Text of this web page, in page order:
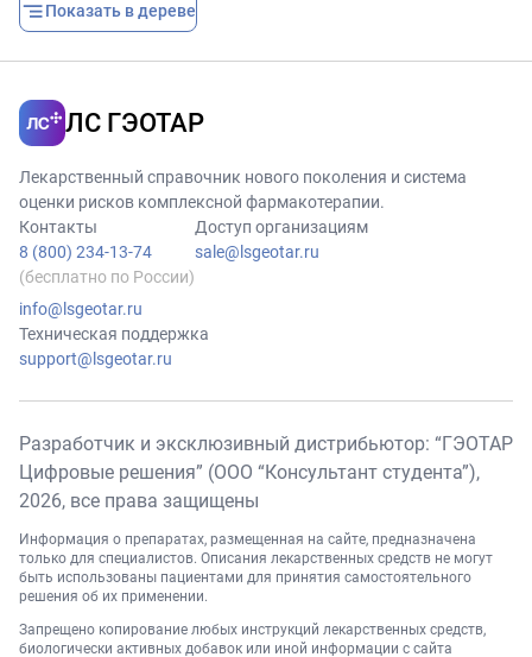
Показать в дереве
ЛС ГЭОТАР
Лекарственный справочник нового поколения и система
оценки рисков комплексной фармакотерапии.
Контакты
8 (800) 234-13-74
(бесплатно по России)
info@lsgeotar.ru
Доступ организациям
sale@lsgeotar.ru
Техническая поддержка
support@lsgeotar.ru
Разработчик и эксклюзивный дистрибьютор: “ГЭОТАР
Цифровые решения” (ООО “Консультант студента”),
2026, все права защищены
Информация о препаратах, размещенная на сайте, предназначена
только для специалистов. Описания лекарственных средств не могут
быть использованы пациентами для принятия самостоятельного
решения об их применении.
Запрещено копирование любых инструкций лекарственных средств,
биологически активных добавок или иной информации с сайта